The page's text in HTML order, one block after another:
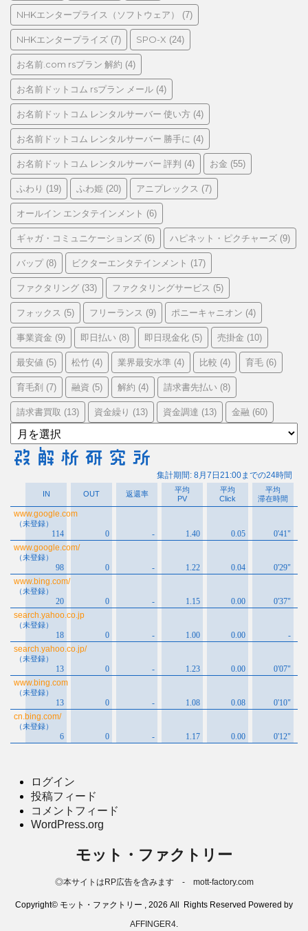
NHKエンタープライス（ソフトウェア） (7)
NHKエンタープライズ (7) SPO-X (24)
お名前.com rsプラン 解約 (4)
お名前ドットコム rsプラン メール (4)
お名前ドットコム レンタルサーバー 使い方 (4)
お名前ドットコム レンタルサーバー 勝手に (4)
お名前ドットコム レンタルサーバー 評判 (4) お金 (55)
ふわり (19) ふわ姫 (20) アニプレックス (7)
オールイン エンタテインメント (6)
ギャガ・コミュニケーションズ (6) ハピネット・ピクチャーズ (9)
バップ(8) ビクターエンタテインメント (17)
ファクタリング (33) ファクタリングサービス (5)
フォックス (5) フリーランス (9) ポニーキャニオン (4)
事業資金 (9) 即日払い (8) 即日現金化 (5) 売掛金 (10)
最安値 (5) 松竹 (4) 業界最安水準 (4) 比較 (4) 育毛 (6)
育毛剤 (7) 融資 (5) 解約 (4) 請求書先払い (8)
請求書買取 (13) 資金繰り (13) 資金調達 (13) 金融 (60)
ア
ー
カ
ログイン
投稿フィード
コメントフィード
WordPress.org
モット・ファクトリー
◎本サイトはRP広告を含みます - mott-factory.com
Copyright© モット・ファクトリー , 2026 All Rights Reserved Powered by
AFFINGER4.